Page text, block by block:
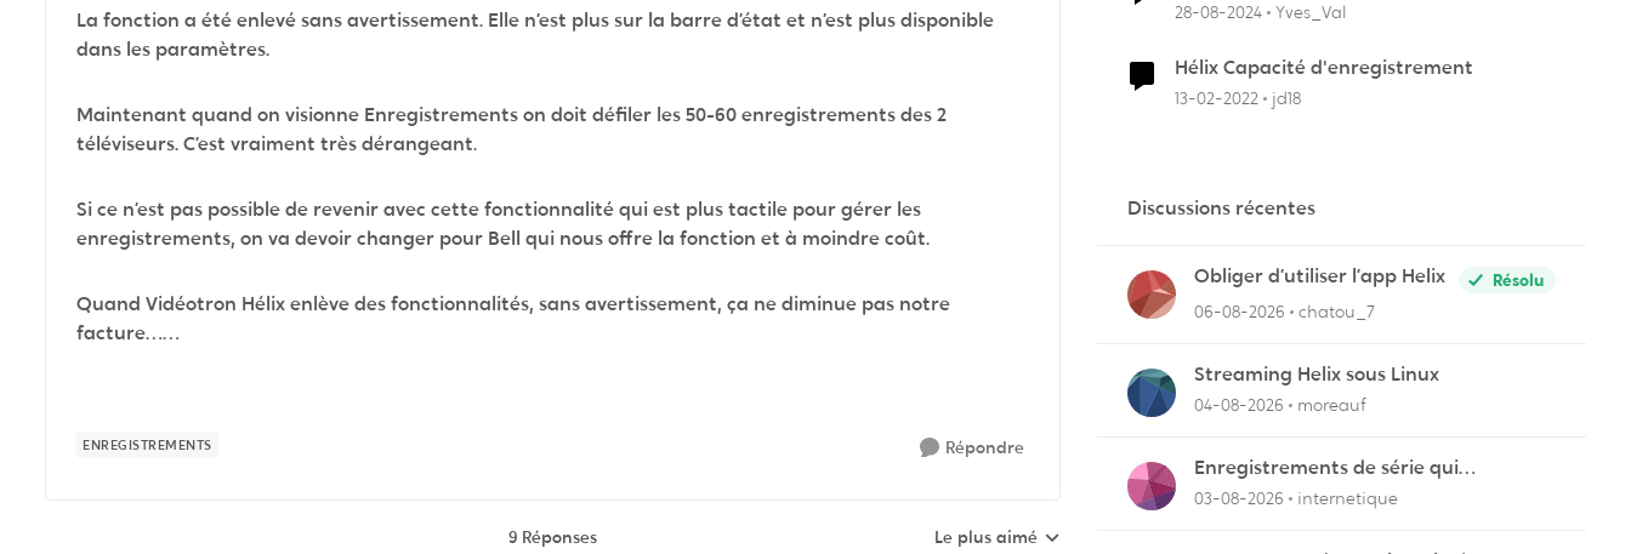
La fonction a été enlevé sans avertissement. Elle n’est plus sur la barre d’état et n’est plus disponible
dans les paramètres.
Maintenant quand on visionne Enregistrements on doit défiler les 50-60 enregistrements des 2
téléviseurs. C’est vraiment très dérangeant.
Si ce n’est pas possible de revenir avec cette fonctionnalité qui est plus tactile pour gérer les
enregistrements, on va devoir changer pour Bell qui nous offre la fonction et à moindre coût.
Quand Vidéotron Hélix enlève des fonctionnalités, sans avertissement, ça ne diminue pas notre
facture……
ENREGISTREMENTS Répondre
9 Réponses Réponses triées par
Le plus aimé
28-08-2024 Yves_Val
Hélix Capacité d'enregistrement
13-02-2022 jd18
Discussions récentes
Obliger d’utiliser l’app Helix
Résolu
06-08-2026
chatou_7
Streaming Helix sous Linux
04-08-2026 moreauf
Enregistrements de série qui
cafouillent
03-08-2026 internetique